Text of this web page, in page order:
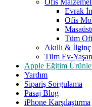
Ofis
Evrak
Ofis
Tüm
Akıllı &
Tüm Ev-
Apple Eğitim
Yardım
Sipariş Sorgulama
Pasaj Blog
iPhone Karşılaştırma